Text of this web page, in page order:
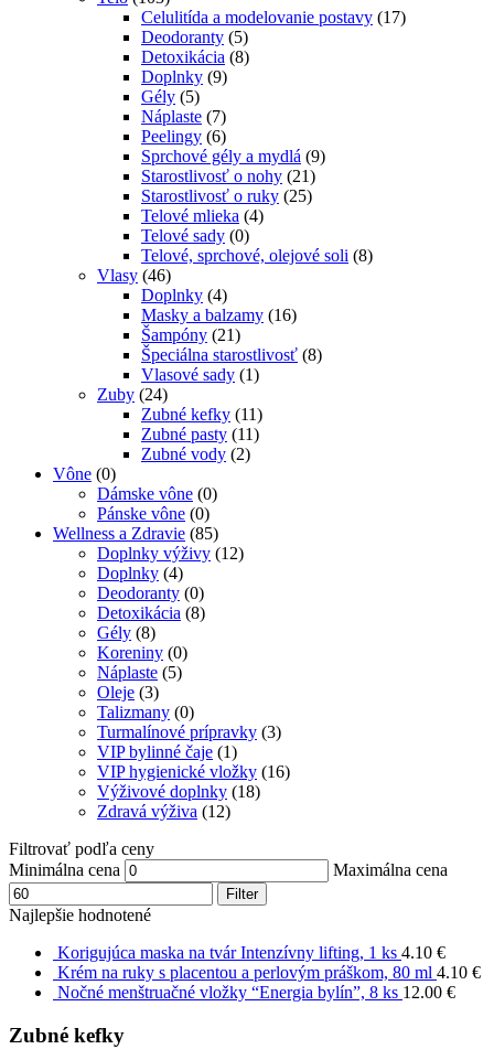
Celulitída a modelovanie postavy (17)
Deodoranty (5)
Detoxikácia (8)
Doplnky (9)
Gély (5)
Náplaste (7)
Peelingy (6)
Sprchové gély a mydlá (9)
Starostlivosť o nohy (21)
Starostlivosť o ruky (25)
Telové mlieka (4)
Telové sady (0)
Telové, sprchové, olejové soli (8)
Vlasy (46)
Doplnky (4)
Masky a balzamy (16)
Šampóny (21)
Špeciálna starostlivosť (8)
Vlasové sady (1)
Zuby (24)
Zubné kefky (11)
Zubné pasty (11)
Zubné vody (2)
Vône (0)
Dámske vône (0)
Pánske vône (0)
Wellness a Zdravie (85)
Doplnky výživy (12)
Doplnky (4)
Deodoranty (0)
Detoxikácia (8)
Gély (8)
Koreniny (0)
Náplaste (5)
Oleje (3)
Talizmany (0)
Turmalínové prípravky (3)
VIP bylinné čaje (1)
VIP hygienické vložky (16)
Výživové doplnky (18)
Zdravá výživa (12)
Filtrovať podľa ceny
Minimálna cena
Maximálna cena
Filter
Najlepšie hodnotené
Korigujúca maska ​​na tvár Intenzívny lifting, 1 ks 4.10 €
Krém na ruky s placentou a perlovým práškom, 80 ml 4.10 €
Nočné menštruačné vložky “Energia bylín”, 8 ks 12.00 €
Zubné kefky